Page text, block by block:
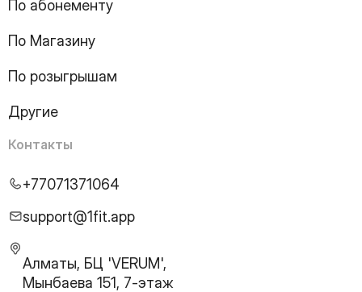
По абонементу
По Магазину
По розыгрышам
Другие
Контакты
+77071371064
support@1fit.app
Алматы, БЦ 'VERUM',
Мынбаева 151, 7-этаж